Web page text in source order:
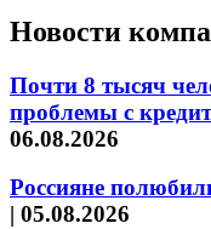
Новости
Почти 8 тысяч
проблемы с
06.08.2026
Россияне
| 05.08.2026